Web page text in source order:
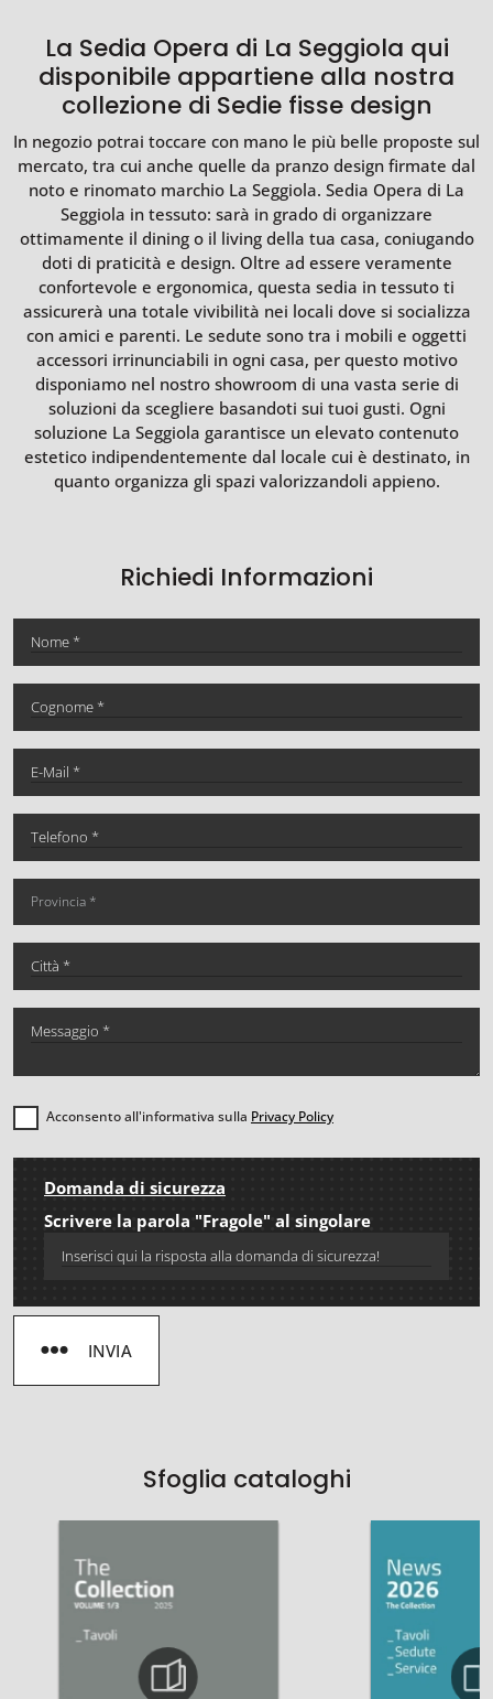
La Sedia Opera di La Seggiola qui
disponibile appartiene alla nostra
collezione di Sedie fisse design
In negozio potrai toccare con mano le più belle proposte sul
mercato, tra cui anche quelle da pranzo design firmate dal
noto e rinomato marchio La Seggiola. Sedia Opera di La
Seggiola in tessuto: sarà in grado di organizzare
ottimamente il dining o il living della tua casa, coniugando
doti di praticità e design. Oltre ad essere veramente
confortevole e ergonomica, questa sedia in tessuto ti
assicurerà una totale vivibilità nei locali dove si socializza
con amici e parenti. Le sedute sono tra i mobili e oggetti
accessori irrinunciabili in ogni casa, per questo motivo
disponiamo nel nostro showroom di una vasta serie di
soluzioni da scegliere basandoti sui tuoi gusti. Ogni
soluzione La Seggiola garantisce un elevato contenuto
estetico indipendentemente dal locale cui è destinato, in
quanto organizza gli spazi valorizzandoli appieno.
Sfoglia cataloghi
Richiedi Informazioni
Acconsento all'informativa sulla Privacy Policy
Domanda di sicurezza
Scrivere la parola "Fragole" al singolare
INVIA